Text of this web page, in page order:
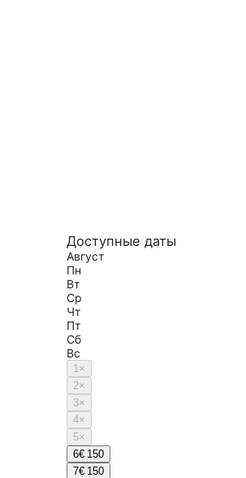
Доступные даты
Август
Пн
Вт
Ср
Чт
Пт
Сб
Вс
1×
2×
3×
4×
5×
6€ 150
7€ 150